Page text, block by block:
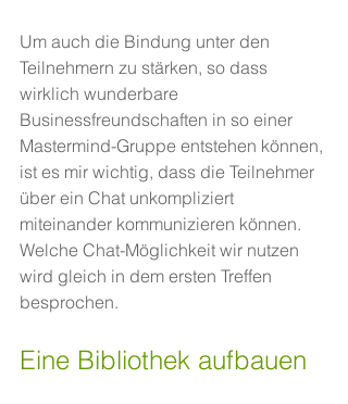
Um auch die Bindung unter den
Teilnehmern zu stärken, so dass
wirklich wunderbare
Businessfreundschaften in so einer
Mastermind-Gruppe entstehen können,
ist es mir wichtig, dass die Teilnehmer
über ein Chat unkompliziert
miteinander kommunizieren können.
Welche Chat-Möglichkeit wir nutzen
wird gleich in dem ersten Treffen
besprochen.
Eine Bibliothek aufbauen